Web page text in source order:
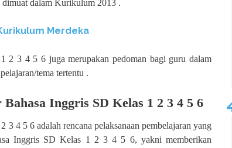
dalam Kurikulum 2013 .
Merdeka
2 3 4 5 6 juga merupakan pedoman bagi guru dalam
tema tertentu .
Inggris SD Kelas 1 2 3 4 5 6
4 5 6 adalah rencana pelaksanaan pembelajaran yang
Inggris SD Kelas 1 2 3 4 5 6, yakni memberikan